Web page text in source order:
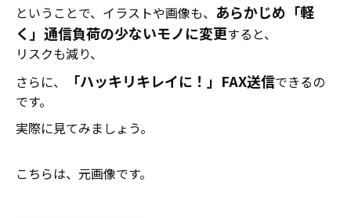
ということで、イラストや画像も、 あらかじめ「軽
く」通信負荷の少ないモノに変更すると、
リスクも減り、
さらに、
「ハッキリキレイに！」FAX送信できるの
です。
実際に見てみましょう。
こちらは、元画像です。